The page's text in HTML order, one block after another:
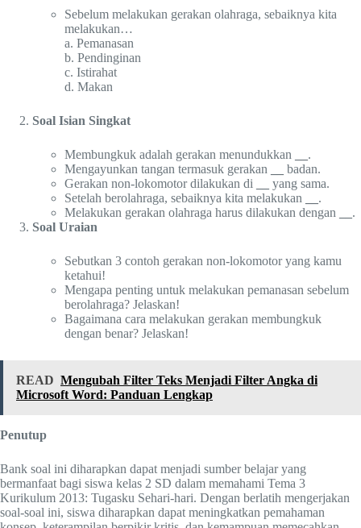
Sebelum melakukan gerakan olahraga, sebaiknya kita
melakukan…
a. Pemanasan
b. Pendinginan
c. Istirahat
d. Makan
Soal Isian Singkat
Membungkuk adalah gerakan menundukkan
.
Mengayunkan tangan termasuk gerakan
badan.
Gerakan non-lokomotor dilakukan di
yang sama.
Setelah berolahraga, sebaiknya kita melakukan
.
Melakukan gerakan olahraga harus dilakukan dengan
.
Soal Uraian
Sebutkan 3 contoh gerakan non-lokomotor yang kamu
ketahui!
Mengapa penting untuk melakukan pemanasan sebelum
berolahraga? Jelaskan!
Bagaimana cara melakukan gerakan membungkuk
dengan benar? Jelaskan!
READ Mengubah Filter Teks Menjadi Filter Angka di
Microsoft Word: Panduan Lengkap
Penutup
Bank soal ini diharapkan dapat menjadi sumber belajar yang
bermanfaat bagi siswa kelas 2 SD dalam memahami Tema 3
Kurikulum 2013: Tugasku Sehari-hari. Dengan berlatih mengerjakan
soal-soal ini, siswa diharapkan dapat meningkatkan pemahaman